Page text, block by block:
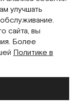
файлов
данных
улучшать
сайта, вы
Более
Политике в